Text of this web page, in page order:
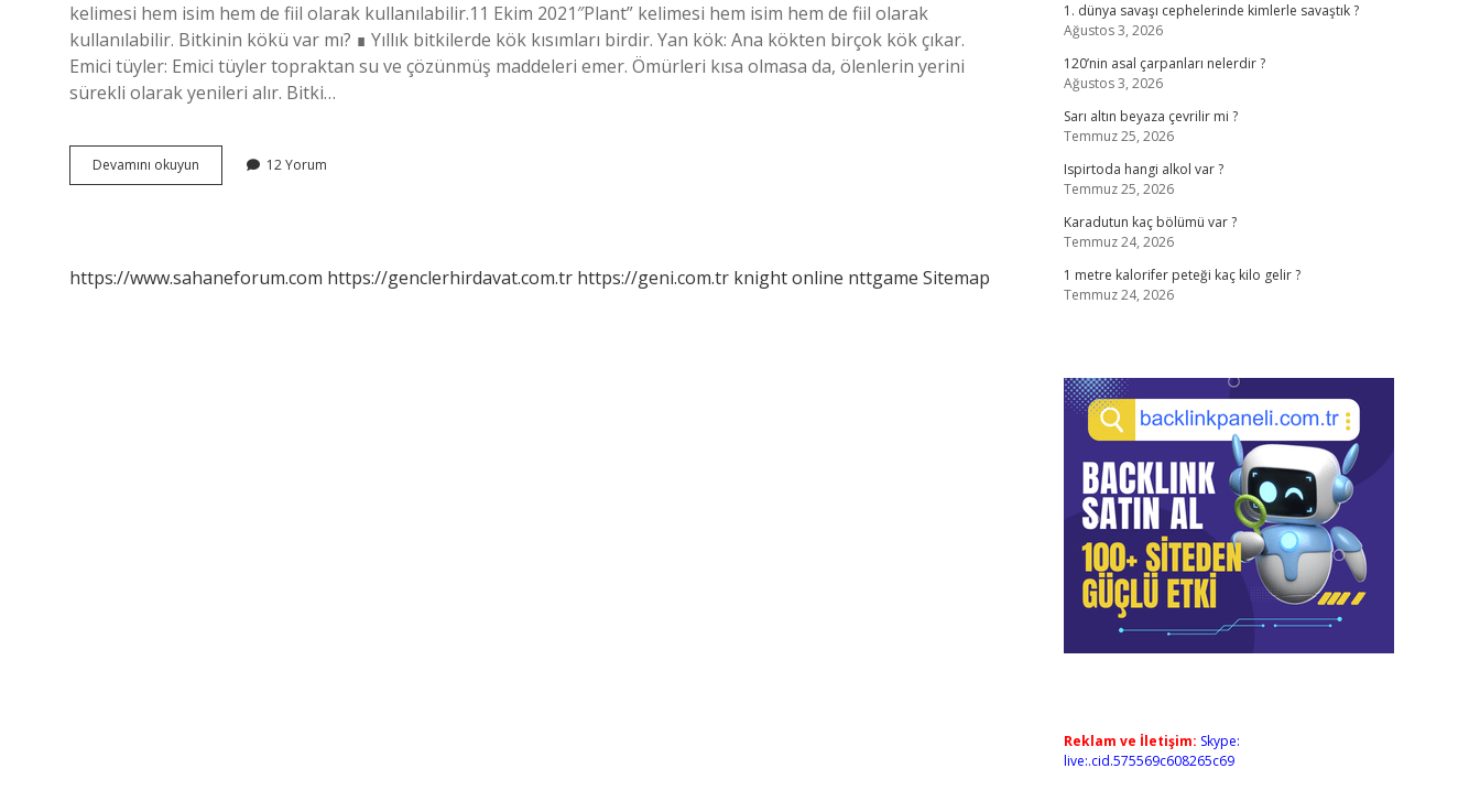
kelimesi hem isim hem de fiil olarak kullanılabilir.11 Ekim 2021″Plant” kelimesi hem isim hem de fiil olarak
kullanılabilir. Bitkinin kökü var mı? ∎ Yıllık bitkilerde kök kısımları birdir. Yan kök: Ana kökten birçok kök çıkar.
Emici tüyler: Emici tüyler topraktan su ve çözünmüş maddeleri emer. Ömürleri kısa olmasa da, ölenlerin yerini
sürekli olarak yenileri alır. Bitki…
Devamını okuyun
Kökü
12 Yorum
https://www.sahaneforum.com https://genclerhirdavat.com.tr https://geni.com.tr knight online nttgame Sitemap
1. dünya savaşı cephelerinde kimlerle savaştık ?
Ağustos 3, 2026
120’nin asal çarpanları nelerdir ?
Ağustos 3, 2026
Sarı altın beyaza çevrilir mi ?
Temmuz 25, 2026
Ispirtoda hangi alkol var ?
Temmuz 25, 2026
Karadutun kaç bölümü var ?
Temmuz 24, 2026
1 metre kalorifer peteği kaç kilo gelir ?
Temmuz 24, 2026
Reklam ve İletişim: Skype:
live:.cid.575569c608265c69